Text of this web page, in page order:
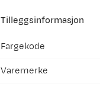
Tilleggsinformasjon
Fargekode
Varemerke